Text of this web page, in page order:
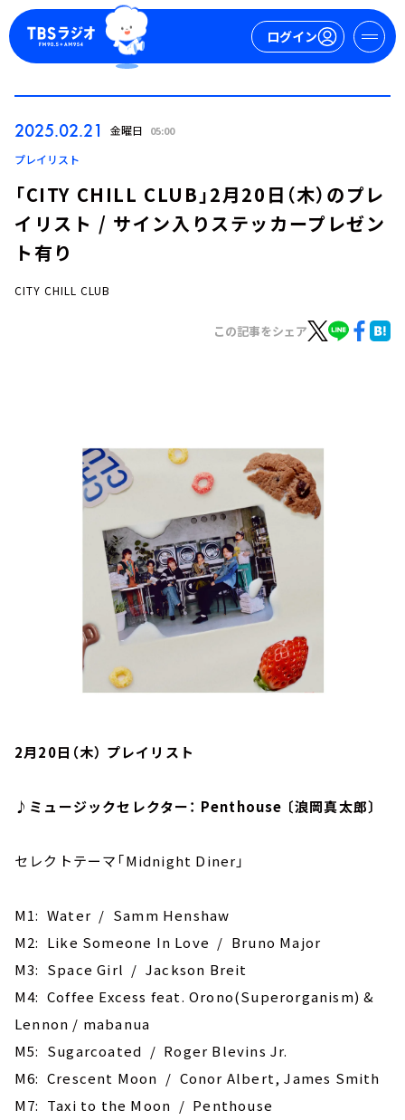
ログイン
YouTube
会社情報
2025.02.21 金曜日 05:00
プレイリスト
「CITY CHILL CLUB」2月20日（木）のプレ
イリスト / サイン入りステッカープレゼン
ト有り
CITY CHILL CLUB
この記事をシェア
2月20日（木） プレイリスト
♪ミュージックセレクター： Penthouse 〔浪岡真太郎〕
セレクトテーマ「Midnight Diner」
M1: Water / Samm Henshaw
M2: Like Someone In Love / Bruno Major
M3: Space Girl / Jackson Breit
M4: Coffee Excess feat. Orono(Superorganism) &
Lennon / mabanua
M5: Sugarcoated / Roger Blevins Jr.
M6: Crescent Moon / Conor Albert, James Smith
M7: Taxi to the Moon / Penthouse